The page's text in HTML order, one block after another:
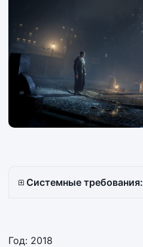
Системные требования:
Год: 2018